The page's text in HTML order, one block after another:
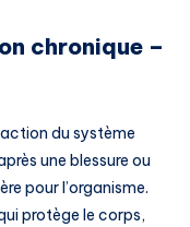
chronique –
du système
une blessure ou
pour l’organisme.
protège le corps,